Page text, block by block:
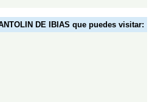
DE IBIAS que puedes visitar: